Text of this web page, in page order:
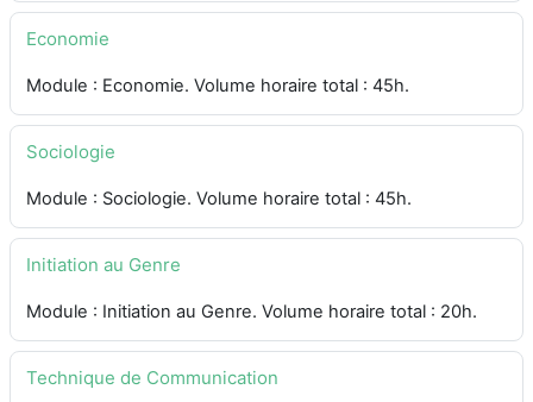
Economie
Module : Economie. Volume horaire total : 45h.
Sociologie
Module : Sociologie. Volume horaire total : 45h.
Initiation au Genre
Module : Initiation au Genre. Volume horaire total : 20h.
Technique de Communication